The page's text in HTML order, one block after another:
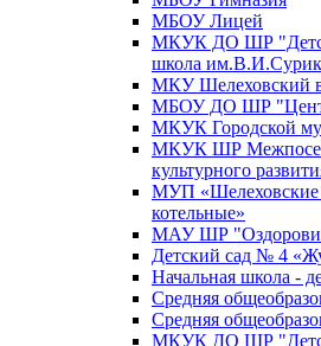
МБОУ Лицей
МКУК ДО ШР
школа
МКУ Шелеховский
МБОУ ДО ШР
МКУК Городской
МКУК ШР
культурного
МУП «Шелеховские
котельные»
МАУ ШР
Детский сад № 4
Начальная школа -
Средняя
Средняя
МКУК ДО ШР